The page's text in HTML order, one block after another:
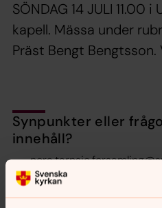
SÖNDAG 14 JULI 11.00
kapell. Mässa under
Präst Bengt Bengtsson.
Synpunkter eller
innehåll?
Dela